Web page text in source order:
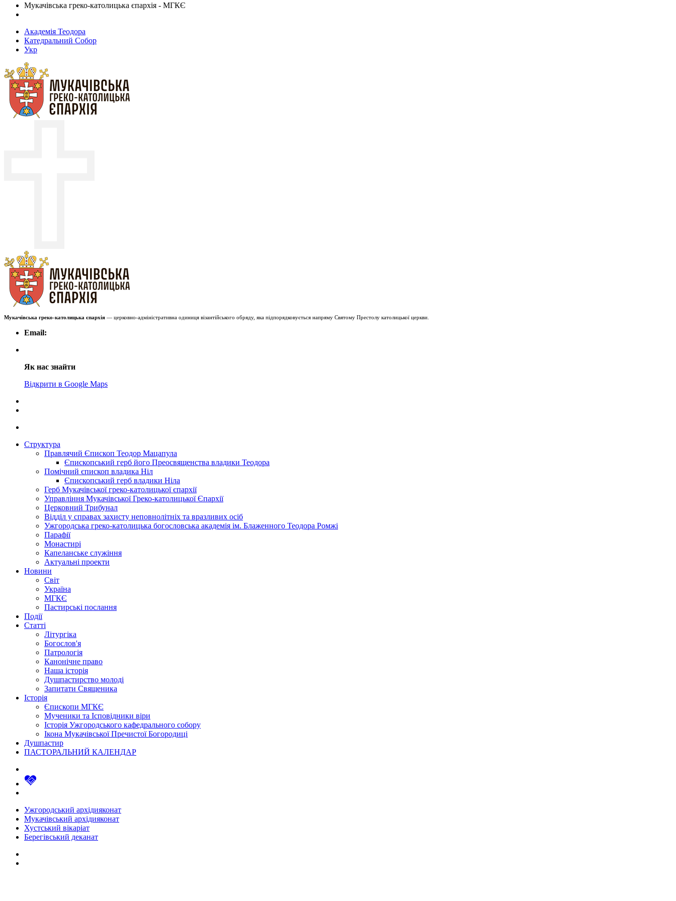
Мукачівська греко-католицька єпархія - МГКЄ
Академія Теодора
Катедральний Собор
Укр
Мукачівська греко-католицька єпархія — церковно-адміністративна одиниця візантійського обряду, яка підпорядковується напряму Святому Престолу католицької церкви.
Email:
Як нас знайти
Відкрити в Google Maps
Структура
Правлячий Єпископ Теодор Мацапула
Єпископський герб його Преосвященства владики Теодора
Помічний єпископ владика Ніл
Єпископський герб владики Ніла
Герб Мукачівської греко-католицької єпархії
Управління Мукачівської Греко-католицької Єпархії
Церковний Трибунал
Відділ у справах захисту неповнолітніх та вразливих осіб
Ужгородська греко-католицька богословська академія ім. Блаженного Теодора Ромжі
Парафії
Монастирі
Капеланське служіння
Актуальні проекти
Новини
Світ
Україна
МГКЄ
Пастирські послання
Події
Статті
Літургіка
Богослов'я
Патрологія
Канонічне право
Наша історія
Душпастирство молоді
Запитати Священика
Історія
Єпископи МГКЄ
Мученики та Ісповідники віри
Історія Ужгородського кафедрального собору
Ікона Мукачівської Пречистої Богородиці
Душпастир
ПАСТОРАЛЬНИЙ КАЛЕНДАР
Ужгородський архідияконат
Мукачівський архідияконат
Хустський вікаріат
Берегівський деканат